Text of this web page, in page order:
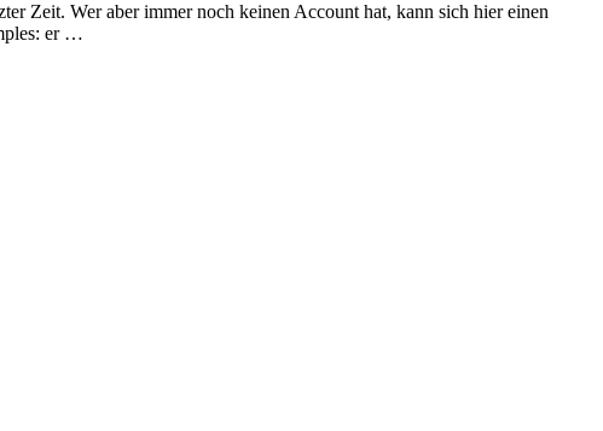
Zeit. Wer aber immer noch keinen Account hat, kann sich hier einen
er …